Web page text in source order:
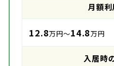
月額
12.8万円～14.8万円
入居時